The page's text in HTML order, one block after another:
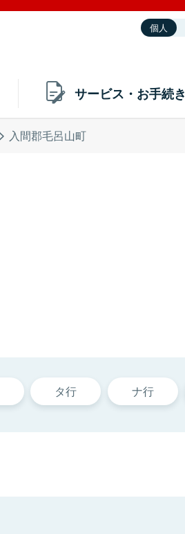
個人
サービス・お手続き
入間郡毛呂山町
タ行 ナ行